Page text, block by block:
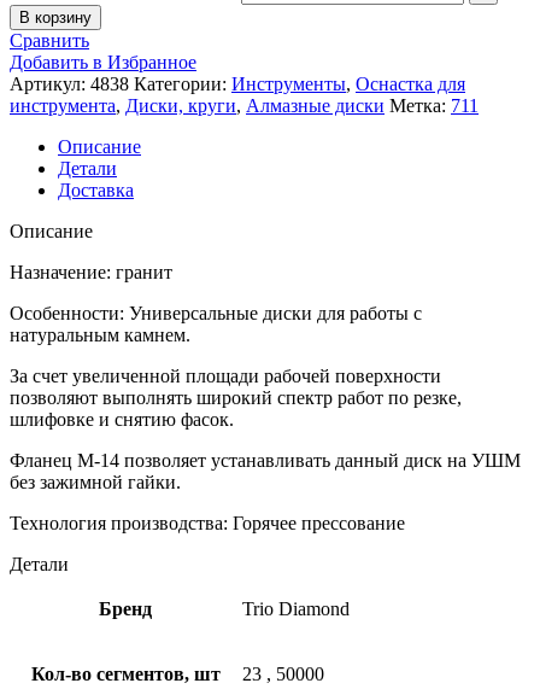
В корзину
Сравнить
Добавить в Избранное
Артикул: 4838 Категории: Инструменты, Оснастка для
инструмента, Диски, круги, Алмазные диски Метка: 711
Описание
Детали
Доставка
Описание
Назначение: гранит
Особенности: Универсальные диски для работы с
натуральным камнем.
За счет увеличенной площади рабочей поверхности
позволяют выполнять широкий спектр работ по резке,
шлифовке и снятию фасок.
Фланец М-14 позволяет устанавливать данный диск на УШМ
без зажимной гайки.
Технология производства: Горячее прессование
Детали
Бренд Trio Diamond
Кол-во сегментов, шт 23 , 50000